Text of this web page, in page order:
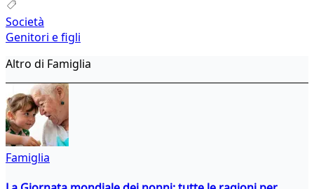
Società
Genitori e figli
Altro di Famiglia
Famiglia